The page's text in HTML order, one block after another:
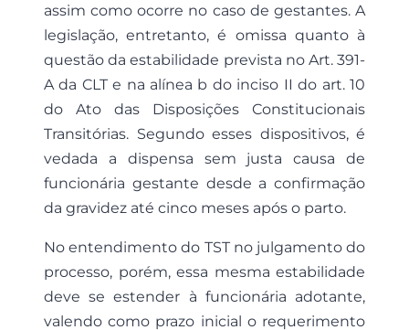
assim como ocorre no caso de gestantes. A
legislação, entretanto, é omissa quanto à
questão da estabilidade prevista no Art. 391-
A da CLT e na alínea b do inciso II do art. 10
do Ato das Disposições Constitucionais
Transitórias. Segundo esses dispositivos, é
vedada a dispensa sem justa causa de
funcionária gestante desde a confirmação
da gravidez até cinco meses após o parto.
No entendimento do TST no julgamento do
processo, porém, essa mesma estabilidade
deve se estender à funcionária adotante,
valendo como prazo inicial o requerimento